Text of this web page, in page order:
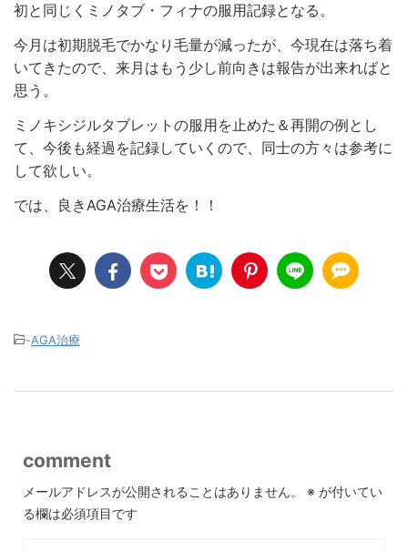
初と同じくミノタブ・フィナの服用記録となる。
今月は初期脱毛でかなり毛量が減ったが、今現在は落ち着
いてきたので、来月はもう少し前向きは報告が出来ればと
思う。
ミノキシジルタブレットの服用を止めた＆再開の例とし
て、今後も経過を記録していくので、同士の方々は参考に
して欲しい。
では、良きAGA治療生活を！！
-AGA治療
comment
メールアドレスが公開されることはありません。 ※ が付いてい
る欄は必須項目です